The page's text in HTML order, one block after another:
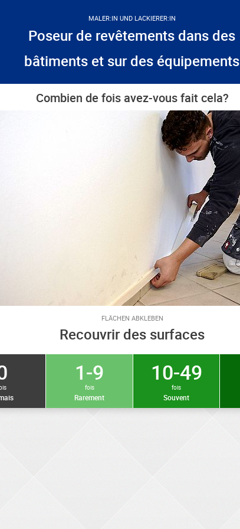
MALER:IN UND LACKIERER:IN
Poseur de revêtements dans des
bâtiments et sur des équipements
Combien de fois avez-vous fait cela?
FLÄCHEN ABKLEBEN
Recouvrir des surfaces
1-9
fois
Rarement
10-49
fois
Souvent